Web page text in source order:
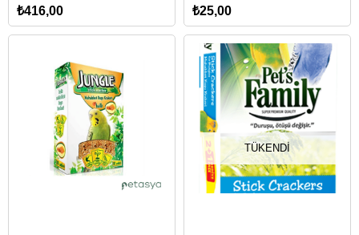
₺416,00 ₺25,00
TÜKENDI